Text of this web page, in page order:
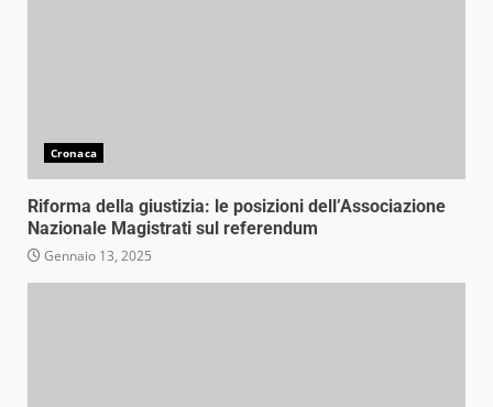
Cronaca
Riforma della giustizia: le posizioni dell’Associazione
Nazionale Magistrati sul referendum
Gennaio 13, 2025